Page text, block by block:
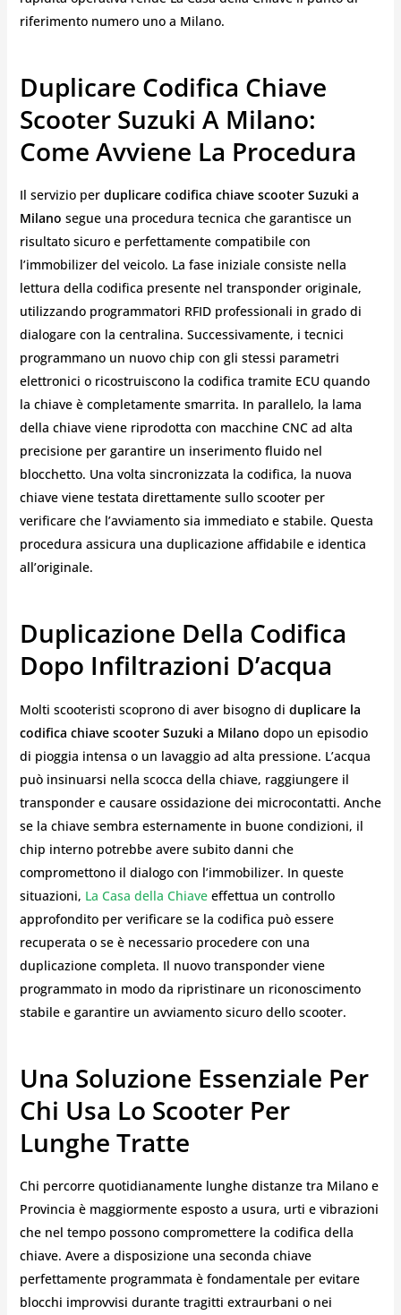
riferimento numero uno a Milano.
Duplicare Codifica Chiave
Scooter Suzuki A Milano:
Come Avviene La Procedura
Il servizio per duplicare codifica chiave scooter Suzuki a
Milano segue una procedura tecnica che garantisce un
risultato sicuro e perfettamente compatibile con
l’immobilizer del veicolo. La fase iniziale consiste nella
lettura della codifica presente nel transponder originale,
utilizzando programmatori RFID professionali in grado di
dialogare con la centralina. Successivamente, i tecnici
programmano un nuovo chip con gli stessi parametri
elettronici o ricostruiscono la codifica tramite ECU quando
la chiave è completamente smarrita. In parallelo, la lama
della chiave viene riprodotta con macchine CNC ad alta
precisione per garantire un inserimento fluido nel
blocchetto. Una volta sincronizzata la codifica, la nuova
chiave viene testata direttamente sullo scooter per
verificare che l’avviamento sia immediato e stabile. Questa
procedura assicura una duplicazione affidabile e identica
all’originale.
Duplicazione Della Codifica
Dopo Infiltrazioni D’acqua
Molti scooteristi scoprono di aver bisogno di duplicare la
codifica chiave scooter Suzuki a Milano dopo un episodio
di pioggia intensa o un lavaggio ad alta pressione. L’acqua
può insinuarsi nella scocca della chiave, raggiungere il
transponder e causare ossidazione dei microcontatti. Anche
se la chiave sembra esternamente in buone condizioni, il
chip interno potrebbe avere subito danni che
compromettono il dialogo con l’immobilizer. In queste
situazioni, La Casa della Chiaveeffettua un controllo
approfondito per verificare se la codifica può essere
recuperata o se è necessario procedere con una
duplicazione completa. Il nuovo transponder viene
programmato in modo da ripristinare un riconoscimento
stabile e garantire un avviamento sicuro dello scooter.
Una Soluzione Essenziale Per
Chi Usa Lo Scooter Per
Lunghe Tratte
Chi percorre quotidianamente lunghe distanze tra Milano e
Provincia è maggiormente esposto a usura, urti e vibrazioni
che nel tempo possono compromettere la codifica della
chiave. Avere a disposizione una seconda chiave
perfettamente programmata è fondamentale per evitare
blocchi improvvisi durante tragitti extraurbani o nei